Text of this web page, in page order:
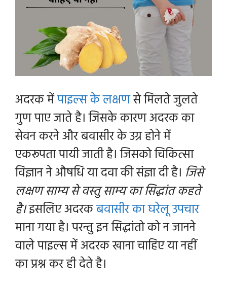
अदरक मेंपाइल्स के लक्षणसे मिलते जुलते
गुण पाए जाते है। जिसके कारण अदरक का
सेवन करने और बवासीर के उग्र होने में
एकरूपता पायी जाती है। जिसको चिकित्सा
विज्ञान ने औषधि या दवा की संज्ञा दी है। जिसे
लक्षण साम्य से वस्तु साम्य का सिद्धांत कहते
है।इसलिएअदरकबवासीर का घरेलू उपचार
माना गया है। परन्तु इन सिद्धांतो को न जानने
वाले पाइल्स में अदरक खाना चाहिए या नहीं
का प्रश्न कर ही देते है।